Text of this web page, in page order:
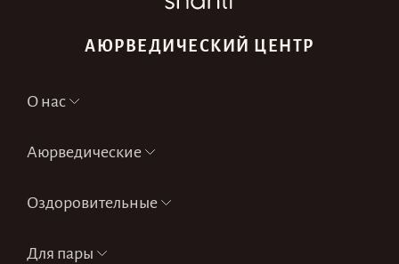
АЮРВЕДИЧЕСКИЙ ЦЕНТР
О нас
Аюрведические
Оздоровительные
Для пары